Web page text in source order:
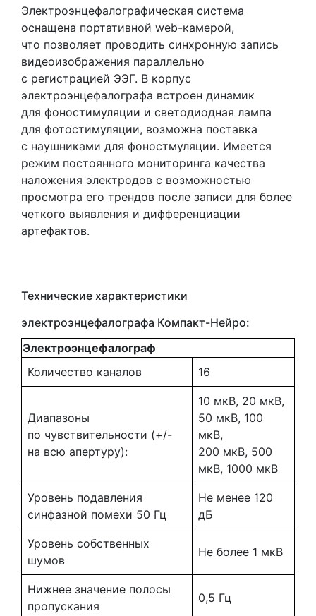
Электроэнцефалографическая система
оснащена портативной web-камерой,
что позволяет проводить синхронную запись
видеоизображения параллельно
с регистрацией ЭЭГ. В корпус
электроэнцефалографа встроен динамик
для фоностимуляции и светодиодная лампа
для фотостимуляции, возможна поставка
с наушниками для фоностмуляции. Имеется
режим постоянного мониторинга качества
наложения электродов с возможностью
просмотра его трендов после записи для более
четкого выявления и дифференциации
артефактов.
Технические характеристики
электроэнцефалографа Компакт-Нейро:
Электроэнцефалограф
Количество каналов
16
Диапазоны
по чувствительности (+/-
на всю апертуру):
10 мкВ, 20 мкВ,
50 мкВ, 100
мкВ,
200 мкВ, 500
мкВ, 1000 мкВ
Уровень подавления
синфазной помехи 50 Гц
Не менее 120
дБ
Уровень собственных
шумов
Не более 1 мкВ
Нижнее значение полосы
пропускания
0,5 Гц